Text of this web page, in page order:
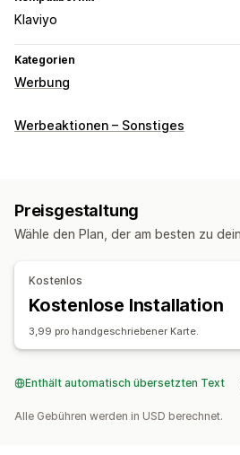
Klaviyo
Kategorien
Werbung
Targeting
Werbeaktionen – Sonstiges
Preisgestaltung
Wähle den Plan, der am besten zu
Kostenlos
Kostenlose Installation
3,99 pro handgeschriebener Karte.
Enthält automatisch übersetzten Text
Alle Gebühren werden in USD berechnet.